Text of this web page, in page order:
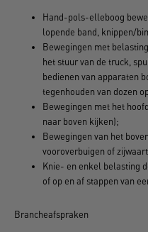
Hand-pols-elleboog
lopende band, knippen/
Bewegingen met
het stuur van de truck,
bedienen van apparaten
tegenhouden van dozen
Bewegingen met het
naar boven kijken);
Bewegingen van het
vooroverbuigen of
Knie- en enkel belasting
of op en af stappen van
Brancheafspraken